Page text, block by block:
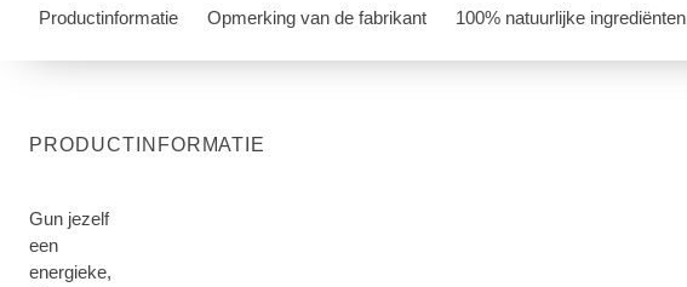
Productinformatie Opmerking van de fabrikant 100% natuurlijke ingrediënten
PRODUCTINFORMATIE
Gun jezelf
een
energieke,